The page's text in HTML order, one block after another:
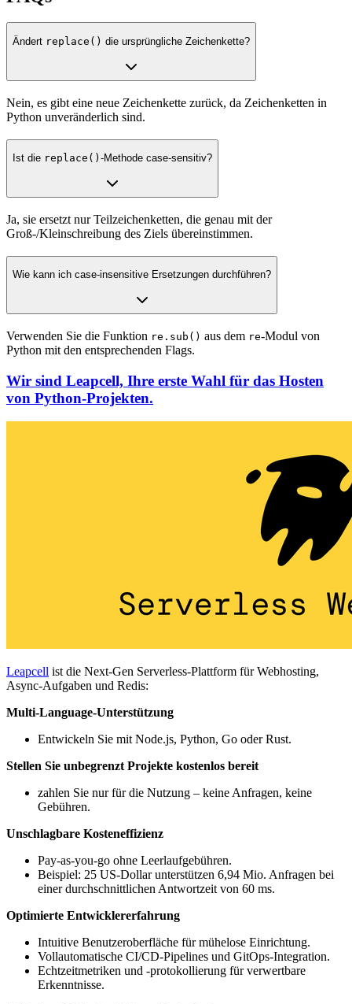
Ändert replace() die ursprüngliche Zeichenkette?
Nein, es gibt eine neue Zeichenkette zurück, da Zeichenketten in
Python unveränderlich sind.
Ist die replace() -Methode case-sensitiv?
Ja, sie ersetzt nur Teilzeichenketten, die genau mit der
Groß-/Kleinschreibung des Ziels übereinstimmen.
Wie kann ich case-insensitive Ersetzungen durchführen?
Verwenden Sie die Funktion re.sub() aus dem re-Modul von
Python mit den entsprechenden Flags.
Wir sind Leapcell, Ihre erste Wahl für das Hosten
von Python-Projekten.
Leapcell ist die Next-Gen Serverless-Plattform für Webhosting,
Async-Aufgaben und Redis:
Multi-Language-Unterstützung
Entwickeln Sie mit Node.js, Python, Go oder Rust.
Stellen Sie unbegrenzt Projekte kostenlos bereit
zahlen Sie nur für die Nutzung – keine Anfragen, keine
Gebühren.
Unschlagbare Kosteneffizienz
Pay-as-you-go ohne Leerlaufgebühren.
Beispiel: 25 US-Dollar unterstützen 6,94 Mio. Anfragen bei
einer durchschnittlichen Antwortzeit von 60 ms.
Optimierte Entwicklererfahrung
Intuitive Benutzeroberfläche für mühelose Einrichtung.
Vollautomatische CI/CD-Pipelines und GitOps-Integration.
Echtzeitmetriken und -protokollierung für verwertbare
Erkenntnisse.